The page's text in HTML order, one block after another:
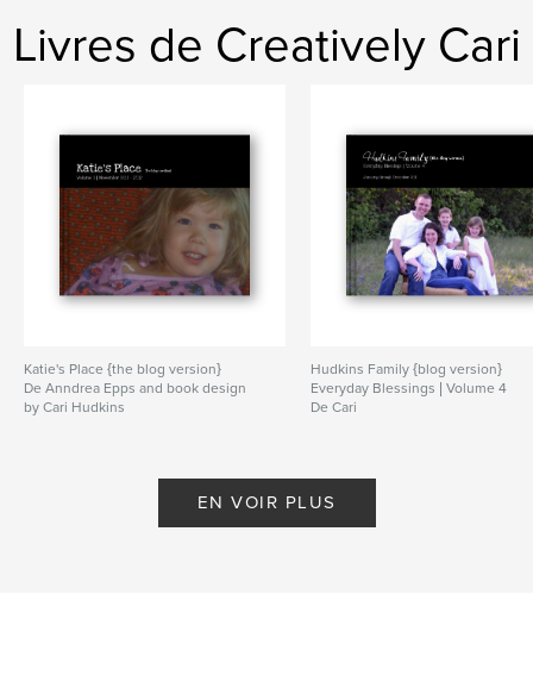
Livres de Creatively Cari
Katie's Place {the blog version}
De Anndrea Epps and book design
by Cari Hudkins
Hudkins Family {blog version}
Everyday Blessings | Volume 4
De Cari
EN VOIR PLUS